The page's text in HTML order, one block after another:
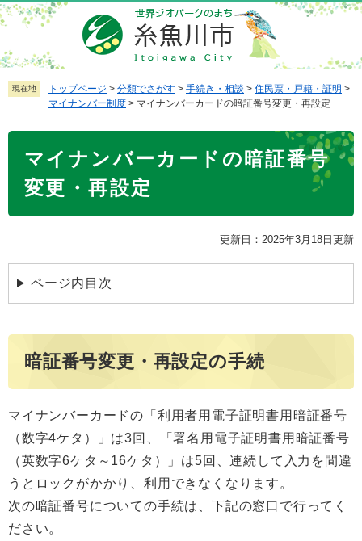
ペ
ー
ジ
の
先
メ
ニ
ュ
ー
を現在地 トップページ > 分類でさがす > 手続き・相談 > 住民票・戸籍・証明 >
マイナンバー制度 > マイナンバーカードの暗証番号変更・再設定
マイナンバーカードの暗証番号
変更・再設定
更新日：2025年3月18日更新
ページ内目次
暗証番号変更・再設定の手続
マイナンバーカードの「利用者用電子証明書用暗証番号
（数字4ケタ）」は3回、「署名用電子証明書用暗証番号
（英数字6ケタ～16ケタ）」は5回、連続して入力を間違
うとロックがかかり、利用できなくなります。
次の暗証番号についての手続は、下記の窓口で行ってく
ださい。